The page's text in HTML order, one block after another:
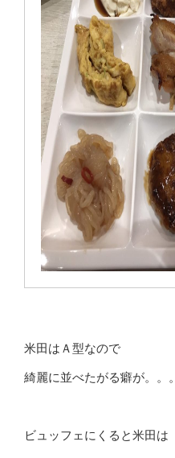
米田はＡ型なので
綺麗に並べたがる癖が。。。
ビュッフェにくると米田は